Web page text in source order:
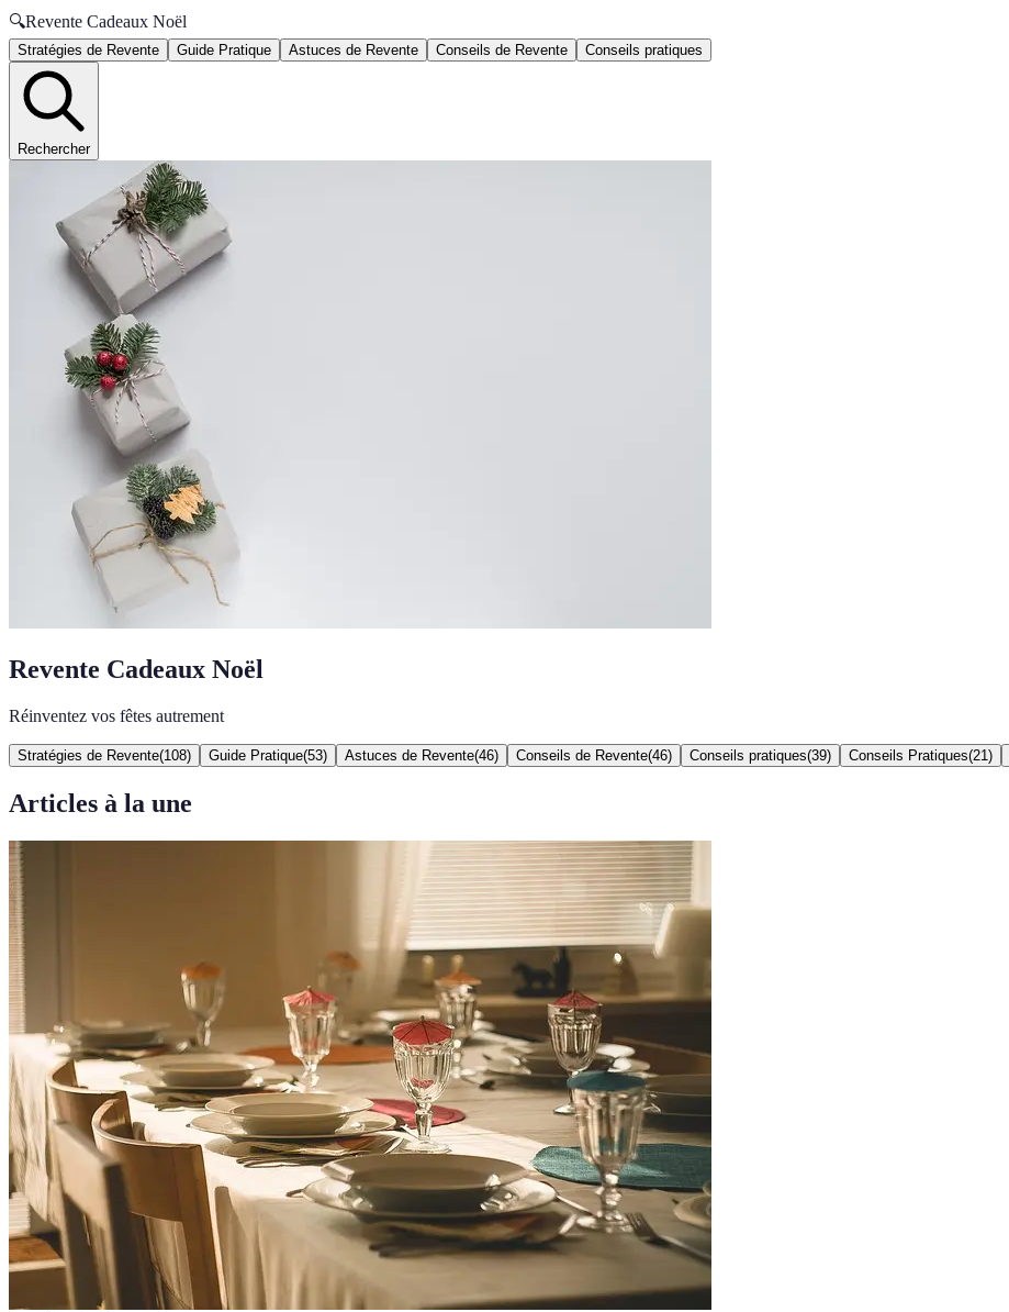
🔍Revente Cadeaux Noël
Stratégies de Revente Guide Pratique Astuces de Revente Conseils de Revente Conseils pratiques
Rechercher
Revente Cadeaux Noël
Réinventez vos fêtes autrement
Stratégies de Revente(108) Guide Pratique(53) Astuces de Revente(46) Conseils de Revente(46) Conseils pratiques(39) Conseils Pratiques(21 )
Articles à la une